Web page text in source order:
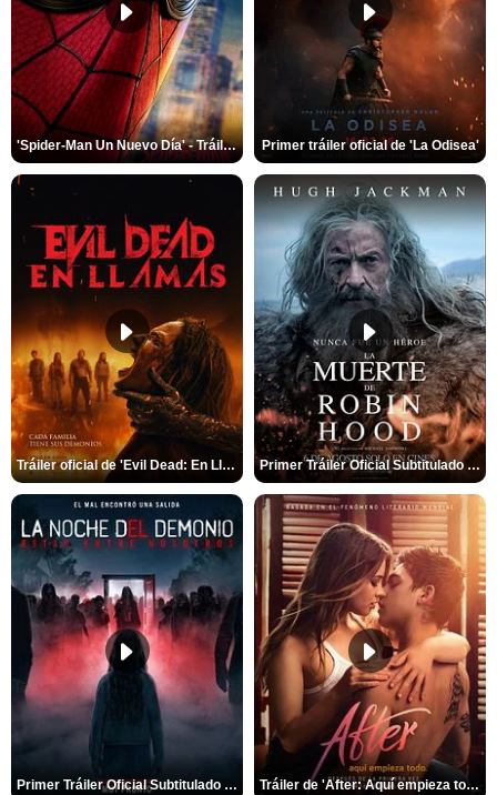
'Spider-Man Un Nuevo Día' - Tráiler oficial subtitulado Primer tráiler oficial de 'La Odisea'
Tráiler oficial de 'Evil Dead: En Llamas' Primer Tráiler Oficial Subtitulado de 'La Muerte de Robin Hood'
Primer Tráiler Oficial Subtitulado de 'La Noche Del Demonio: Están Entre Nosotros' Tráiler de 'After: Aquí empieza todo'